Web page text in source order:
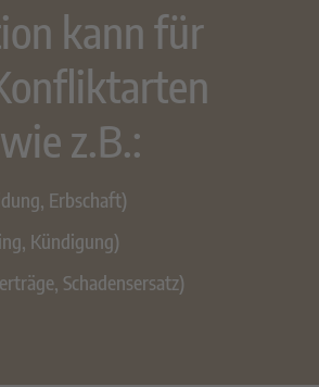
kann für
z.B.:
Erbschaft)
Kündigung)
Schadensersatz)